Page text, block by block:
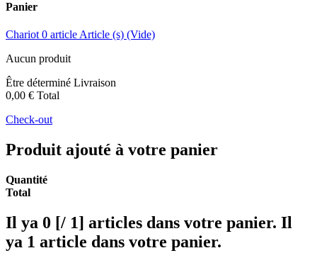
Panier
Chariot 0 articleArticle (s) (Vide)
Aucun produit
Être déterminé Livraison
0,00 € Total
Check-out
Produit ajouté à votre panier
Quantité
Total
Il ya 0 [/ 1] articles dans votre panier. Il
ya 1 article dans votre panier.